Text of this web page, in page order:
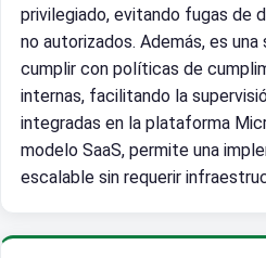
privilegiado, evitando fugas de
no autorizados. Además, es
cumplir con políticas de
internas, facilitando la
integradas en la plataforma
modelo SaaS, permite una
escalable sin requerir